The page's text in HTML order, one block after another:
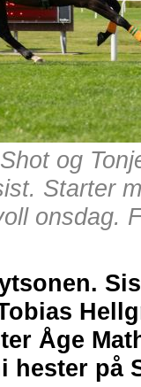
og
Starter
onsdag.
Åge
hester på